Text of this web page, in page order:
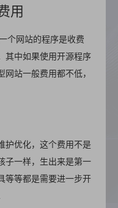
用
个网站的程序是收费
其中如果使用开源程序
站一般费用都不低，
护优化，这个费用不是
子一样，生出来是第一
等等都是需要进一步开